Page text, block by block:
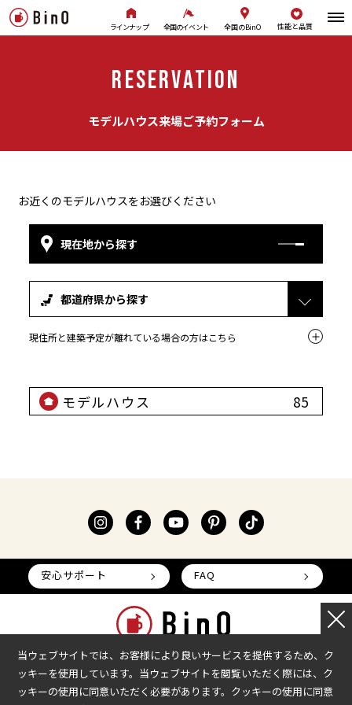
ラインナップ 全国のイベント 全国のBinO 性能と品質
RESERVATION
モデルハウス来場ご予約フォーム
お近くのモデルハウスをお選びください
現在地から探す
都道府県から探す
青森県
茨城県
栃木県
埼玉県
千葉県
東京都
神奈川県
現住所と建築予定が離れている場合の方はこちら
モデルハウス 85
安心サポート FAQ
本部へのお問い合わせ
加盟企業の募集
当ウェブサイトでは、お客様により良いサービスを提供するため、ク
ッキーを使用しています。当ウェブサイトを閲覧いただく際には、ク
ッキーの使用に同意いただく必要があります。クッキーの使用に同意